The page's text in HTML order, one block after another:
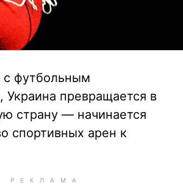
с футбольным
Украина превращается в
страну — начинается
спортивных арен к